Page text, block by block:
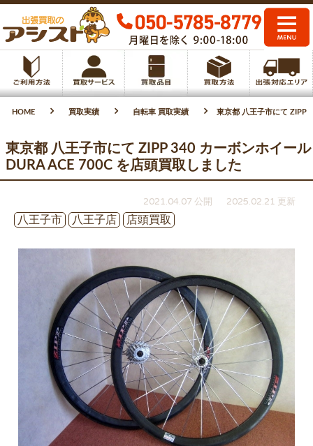
HOME 買取実績 自転車 買取実績 東京都 八王子市にて ZIPP
東京都 八王子市にて ZIPP 340 カーボンホイール
DURA ACE 700C を店頭買取しました
2021.04.07 公開
2025.02.21 更新
八王子市
八王子店 店頭買取